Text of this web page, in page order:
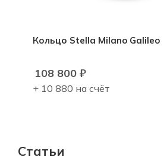
Кольцо Stella Milano Galileo
108 800 ₽
+ 10 880 на счёт
Статьи